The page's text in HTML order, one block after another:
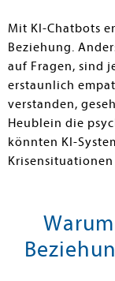
Mit KI-Chatbots
Beziehung.
auf Fragen, sind
erstaunlich
verstanden,
Heublein die
könnten KI-